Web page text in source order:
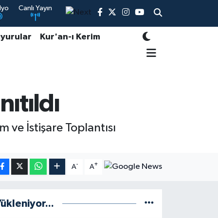
Canlı Yayın
Kur'an-ı Kerim
ve İstişare Toplantısı
A- A+